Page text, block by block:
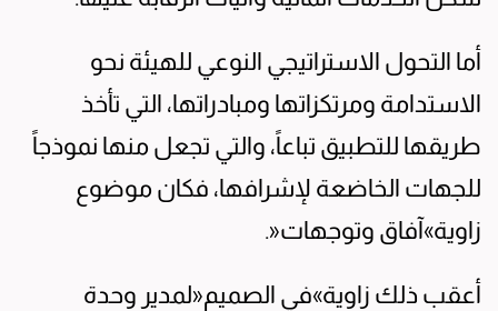
أما التحول الاستراتيجي النوعي للهيئة نحو
الاستدامة ومرتكزاتها ومبادراتها، التي تأخذ
طريقها للتطبيق تباعاً، والتي تجعل منها نموذجاً
للجهات الخاضعة لإشرافها، فكان موضوع
زاوية»آفاق وتوجهات«.
أعقب ذلك زاوية»في الصميم«لمدير وحدة